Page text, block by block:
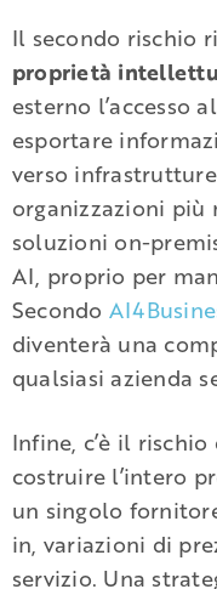
Il secondo rischio
proprietà
esterno l’accesso
esportare
verso
organizzazioni più
soluzioni on-
AI, proprio per
Secondo
diventerà una
qualsiasi azienda
Infine, c’è il
costruire l’intero
un singolo
in, variazioni di
servizio. Una